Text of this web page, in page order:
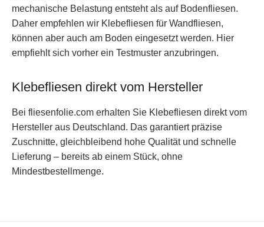
mechanische Belastung entsteht als auf Bodenfliesen.
Daher empfehlen wir Klebefliesen für Wandfliesen,
können aber auch am Boden eingesetzt werden. Hier
empfiehlt sich vorher ein Testmuster anzubringen.
Klebefliesen direkt vom Hersteller
Bei fliesenfolie.com erhalten Sie Klebefliesen direkt vom
Hersteller aus Deutschland. Das garantiert präzise
Zuschnitte, gleichbleibend hohe Qualität und schnelle
Lieferung – bereits ab einem Stück, ohne
Mindestbestellmenge.